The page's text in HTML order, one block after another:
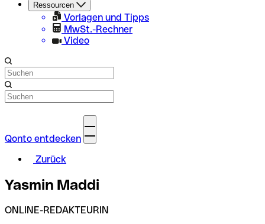
Ressourcen
Vorlagen und Tipps
MwSt.-Rechner
Video
Qonto entdecken
Zurück
Yasmin Maddi
ONLINE-REDAKTEURIN